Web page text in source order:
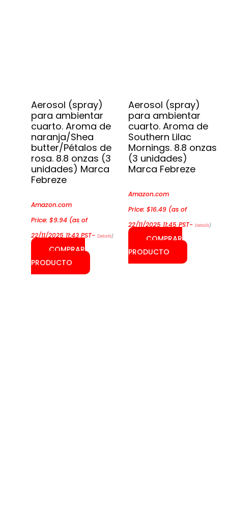
Aerosol (spray)
para ambientar
cuarto. Aroma de
naranja/Shea
butter/Pétalos de
rosa. 8.8 onzas (3
unidades) Marca
Febreze
Amazon.com
Price:$9.94 (as of
22/11/2025 11:43 PST-Details)
COMPRAR
PRODUCTO
Aerosol (spray)
para ambientar
cuarto. Aroma de
Southern Lilac
Mornings. 8.8 onzas
(3 unidades)
Marca Febreze
Amazon.com
Price: $16.49(as of
22/11/2025 11:45 PST- Details)
COMPRAR
PRODUCTO